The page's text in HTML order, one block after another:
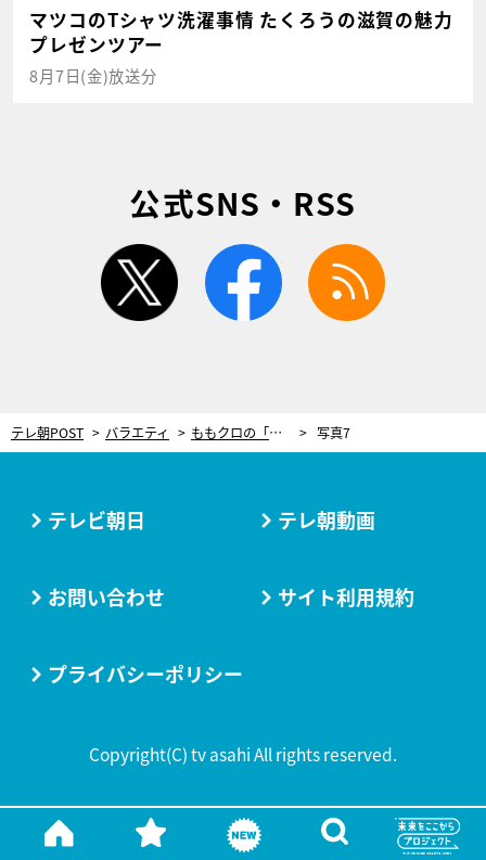
マツコのTシャツ洗濯事情 たくろうの滋賀の魅力
プレゼンツアー
8月7日(金)放送分
公式SNS・RSS
twitter facebook
テレ朝POST バラエティ ももクロの「末っ子あーりん」はメンバーに甘やかされてる？ 写真7
テレビ朝日 テレ朝動画
お問い合わせ サイト利用規約
プライバシーポリシー
Copyright(C) tv asahi All rights reserved.